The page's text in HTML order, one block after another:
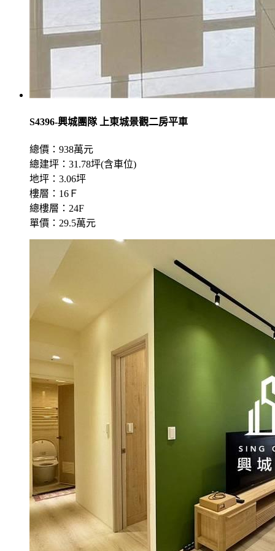
S4396-興城團隊 上東城景觀二房平車
總價：938萬元
總建坪：31.78坪(含車位)
地坪：3.06坪
樓層：16Ｆ
總樓層：24F
單價：29.5萬元